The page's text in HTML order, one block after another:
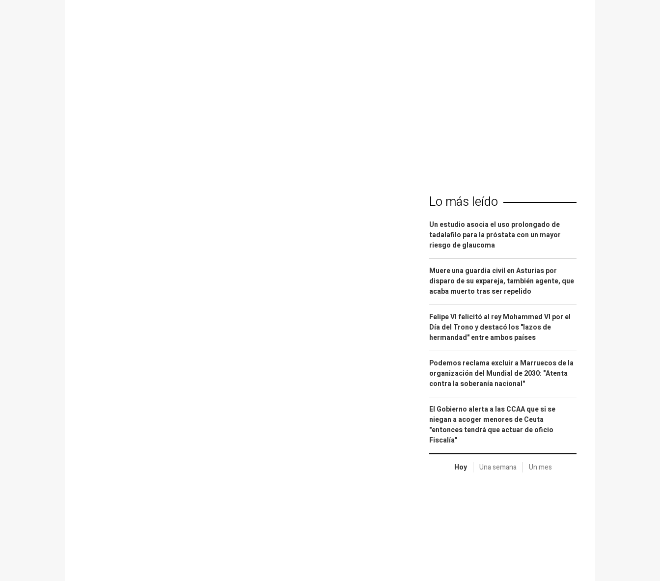
Lo más leído
Un estudio asocia el uso prolongado de
tadalafilo para la próstata con un mayor
riesgo de glaucoma
Muere una guardia civil en Asturias por
disparo de su expareja, también agente, que
acaba muerto tras ser repelido
Felipe VI felicitó al rey Mohammed VI por el
Día del Trono y destacó los "lazos de
hermandad" entre ambos países
Podemos reclama excluir a Marruecos de la
organización del Mundial de 2030: "Atenta
contra la soberanía nacional"
El Gobierno alerta a las CCAA que si se
niegan a acoger menores de Ceuta
"entonces tendrá que actuar de oficio
Fiscalía"
Hoy Una semana Un mes